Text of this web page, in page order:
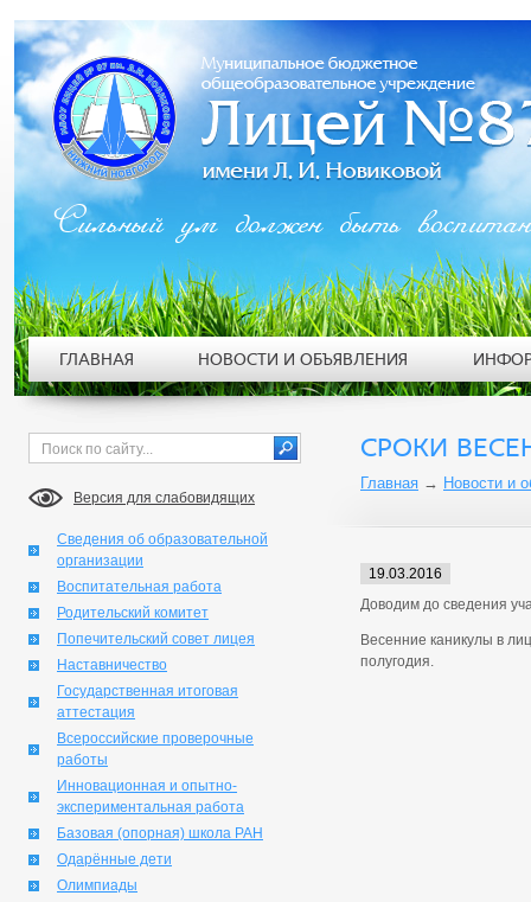
Версия для слабовидящих
Сведения об образовательной
организации
Воспитательная работа
Родительский комитет
Попечительский совет лицея
Наставничество
Государственная итоговая
аттестация
Всероссийские проверочные
работы
Инновационная и опытно-
экспериментальная работа
Базовая (опорная) школа РАН
Одарённые дети
Олимпиады
СРОКИ
Главная → Новости и
19.03.2016
Доводим до сведения
Весенние каникулы в
полугодия.
Сильный ум должен быть
ГЛАВНАЯ НОВОСТИ И ОБЪЯВЛЕНИЯ